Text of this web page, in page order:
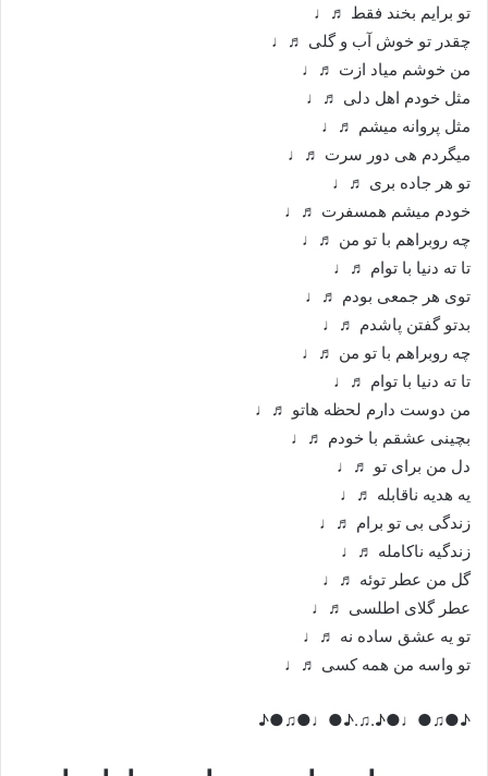
تو برایم بخند فقط ♬♩
چقدر تو خوش آب و گلی ♬♩
من خوشم میاد ازت ♬♩
مثل خودم اهل دلی ♬♩
مثل پروانه میشم ♬♩
میگردم هی دور سرت ♬♩
تو هر جاده بری ♬♩
خودم میشم همسفرت ♬♩
چه روبراهم با تو من ♬♩
تا ته دنیا با توام ♬♩
توی هر جمعی بودم ♬♩
بدتو گفتن پاشدم ♬♩
چه روبراهم با تو من ♬♩
تا ته دنیا با توام ♬♩
من دوست دارم لحظه هاتو ♬♩
بچینی عشقم با خودم ♬♩
دل من برای تو ♬♩
یه هدیه ناقابله ♬♩
زندگی بی تو برام ♬♩
زندگیه ناکامله ♬♩
گل من عطر توئه ♬♩
عطر گلای اطلسی ♬♩
تو یه عشق ساده نه ♬♩
تو واسه من همه کسی ♬♩
♪●♫●♩●♪.♫.♪●♩●♫●♪